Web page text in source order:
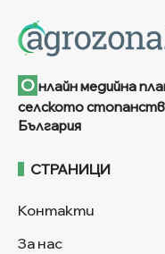
О нлайн медийна
селското
България
СТРАНИЦИ
Контакти
За нас